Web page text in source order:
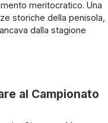
meritocratico. Una
storiche della penisola,
dalla stagione
al Campionato